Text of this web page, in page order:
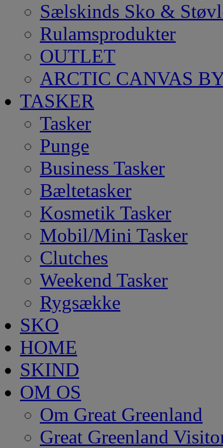
Sælskinds Sko &
Rulamsprodukter
OUTLET
ARCTIC CANVAS
TASKER
Tasker
Punge
Business Tasker
Bæltetasker
Kosmetik Tasker
Mobil/Mini Tasker
Clutches
Weekend Tasker
Rygsække
SKO
HOME
SKIND
OM OS
Om Great Greenland
Great Greenland